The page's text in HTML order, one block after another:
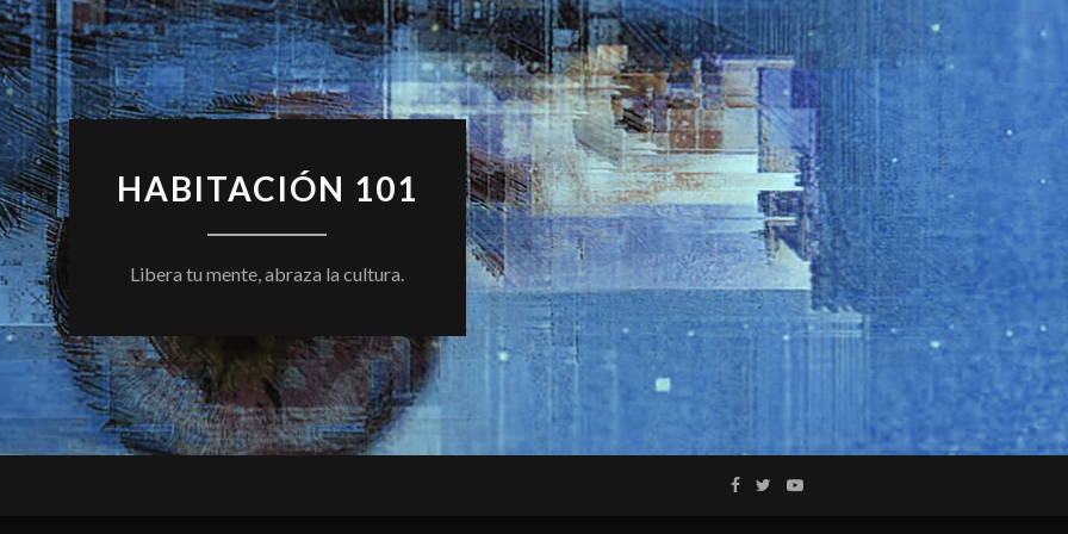
HABITACIÓN 101
Libera tu mente, abraza la cultura.